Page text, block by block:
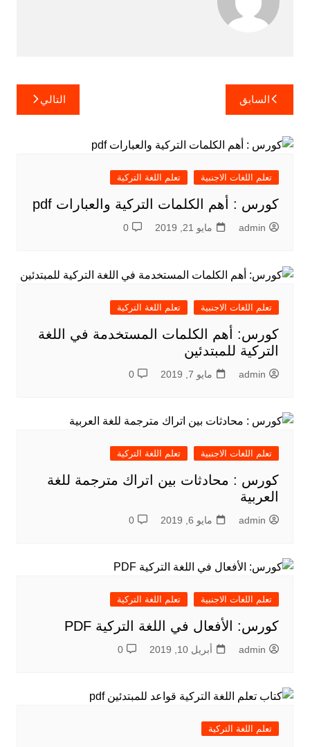
تصفّح
المقالات
السابق التالي
تعلم اللغات الاجنبية تعلم اللغة التركية
كورس : أهم الكلمات التركية والعبارات pdf
admin مايو 21, 2019 0
تعلم اللغات الاجنبية تعلم اللغة التركية
كورس: أهم الكلمات المستخدمة في اللغة
التركية للمبتدئين
admin مايو 7, 2019 0
تعلم اللغات الاجنبية تعلم اللغة التركية
كورس : محادثات بين اتراك مترجمة للغة
العربية
admin مايو 6, 2019 0
تعلم اللغات الاجنبية تعلم اللغة التركية
كورس: الأفعال في اللغة التركية PDF
admin أبريل 10, 2019 0
تعلم اللغة التركية